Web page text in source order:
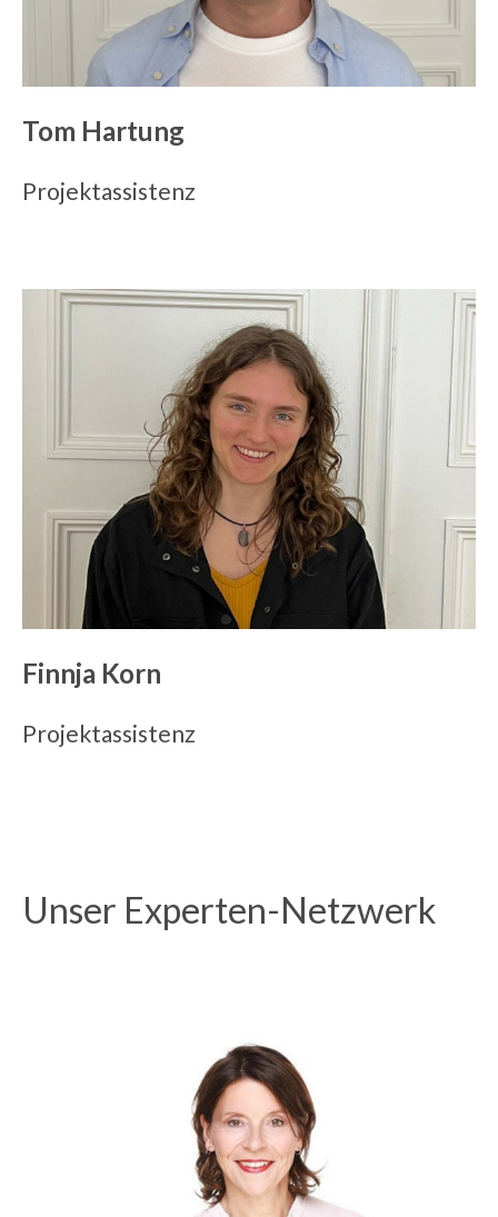
Tom Hartung
Projektassistenz
Finnja Korn
Projektassistenz
Unser Experten-Netzwerk